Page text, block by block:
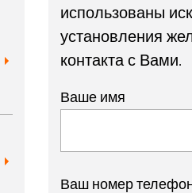
использованы
установления
контакта с Вами.
Ваше имя
Ваш номер